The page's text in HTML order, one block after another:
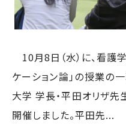
10月8日（水）に、看護
ケーション論」の授業の
大学 学長・平田オリザ先
開催しました。平田先...